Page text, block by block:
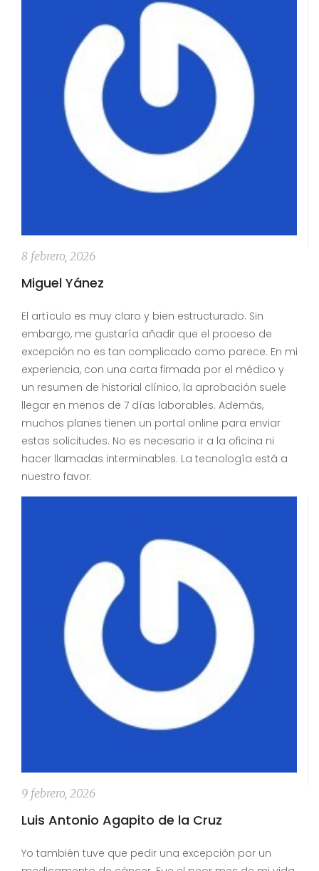
8 febrero, 2026
Miguel Yánez
El artículo es muy claro y bien estructurado. Sin
embargo, me gustaría añadir que el proceso de
excepción no es tan complicado como parece. En mi
experiencia, con una carta firmada por el médico y
un resumen de historial clínico, la aprobación suele
llegar en menos de 7 días laborables. Además,
muchos planes tienen un portal online para enviar
estas solicitudes. No es necesario ir a la oficina ni
hacer llamadas interminables. La tecnología está a
nuestro favor.
9 febrero, 2026
Luis Antonio Agapito de la Cruz
Yo también tuve que pedir una excepción por un